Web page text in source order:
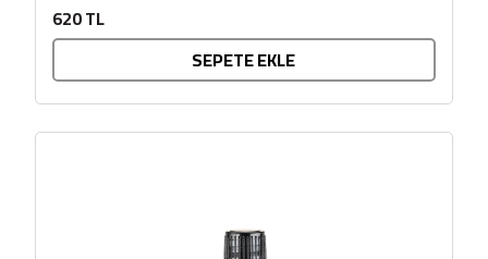
620 TL
SEPETE EKLE